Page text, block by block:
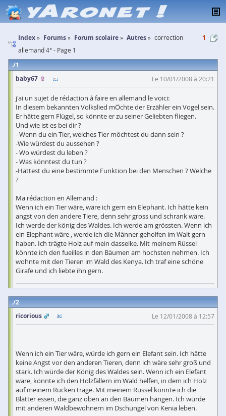
Index Forums Forum scolaire Autres
correction
allemand 4° - Page 1
1
1
baby67
Le 10/01/2008 à 20:21
j'ai un sujet de rédaction à faire en allemand le voici:
In diesem bekannten Volkslied mÖchte der Erzähler ein Vogel sein.
Er hätte gern Flügel, so könnte er zu seiner Geliebten fliegen.
Und wie ist es bei dir ?
- Wenn du ein Tier, welches Tier möchtest du dann sein ?
-Wie würdest du aussehen ?
- Wo würdest du leben ?
- Was könntest du tun ?
-Hättest du eine bestimmte Funktion bei den Menschen ? Welche
?
Ma rédaction en Allemand :
Wenn ich ein Tier wäre, wäre ich gern ein Elephant. Ich hätte kein
angst von den andere Tiere, denn sehr gross und schrank wäre.
Ich werde der könig des Waldes. Ich werde am grössten. Wenn ich
ein Elephant wäre , werde ich die Männer geholfen im Walt gern
haben. Ich trägte Holz auf mein dasselke. Mit meinem Rüssel
könnte ich den fueilles in den Bäumen am hochsten nehmen. Ich
wohnte mit den Tieren im Wald des Kenya. Ich traf eine schöne
Girafe und ich liebte ihn gern.
2
ricorious
Le 12/01/2008 à 12:57
Wenn ich ein Tier wäre, würde ich gern ein Elefant sein. Ich hätte
keine Angst vor den anderen Tieren, denn ich wäre sehr groß und
stark. Ich würde der König des Waldes sein. Wenn ich ein Elefant
wäre, könnte ich den Holzfällern im Wald helfen, in dem ich Holz
auf meinem Rücken trage. Mit meinem Rüssel könnte ich die
Blätter essen, die ganz oben an den Bäumen hängen. Ich würde
mit anderen Waldbewohnern im Dschungel von Kenia leben.